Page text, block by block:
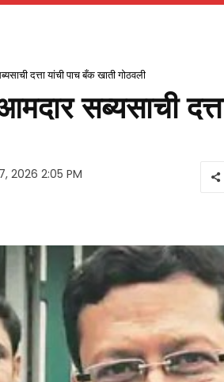
दत्ता यांची पाच बँक खाती गोठवली
सब्यसाची
2026 2:05 PM